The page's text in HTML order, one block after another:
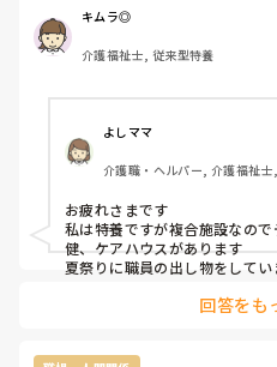
かもしれないですよね？逆に
なのが、大人ですよね？
じゃあ！！逆に、最近の大人
90代なら、大人がやる事では
食べに行くのは、カウンター
そんなの考えたら、大人っぽい
ご飯食べる、プレゼントあげ
後は、良くて旅行？位なもので
なら、多少子供っぽいのかも知
わせる事に、振り切ってしまえ
生にひな祭り、端午の節句やろ
が、若い職員さんたちから反対
確かに、昔は仕事が終わった
えて、練習をして、準備をし
し、職員間のコミュニケーシ
だったのかなと思います。
しかし、令和の時代にはそぐ
サービス残業しないと準備で
とお金を払ってでもプロ？に
皆さんの施設で、イベントな
ありますか？
キムラ◎
介護福祉士, 従来型特養
よしママ
介護職・ヘルパー, 介護福祉
お疲れさまです
私は特養ですが複合施設なの
健、ケアハウスがあります
夏祭りに職員の出し物をして
職員も集まれなくなり外部に
回答をも